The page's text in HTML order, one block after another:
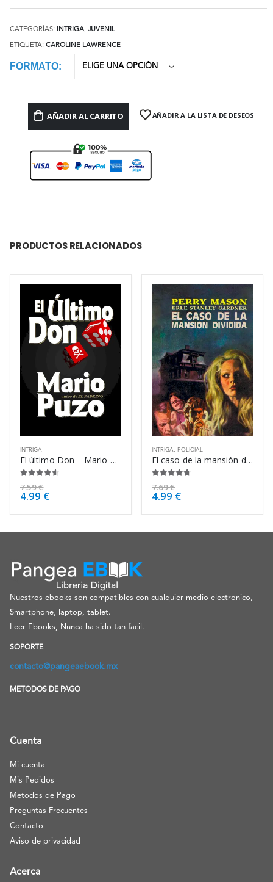
CATEGORÍAS: INTRIGA, JUVENIL
ETIQUETA: CAROLINE LAWRENCE
FORMATO
AÑADIR AL CARRITO AÑADIR A LA LISTA DE DESEOS
PRODUCTOS RELACIONADOS
INTRIGA
El último Don – Mario Puzo
7.59€
4.99 €
INTRIGA POLICIAL
El caso de la mansión dividida – Erle Stanley Gardner
7.69€
4.99 €
Nuestros ebooks son compatibles con cualquier medio electronico,
Smartphone, laptop, tablet.
Leer Ebooks, Nunca ha sido tan facil.
SOPORTE
contacto@pangeaebook.mx
METODOS DE PAGO
Cuenta
Mi cuenta
Mis Pedidos
Metodos de Pago
Preguntas Frecuentes
Contacto
Aviso de privacidad
Acerca